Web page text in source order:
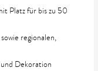
Platz für bis zu 50
sowie regionalen,
Dekoration